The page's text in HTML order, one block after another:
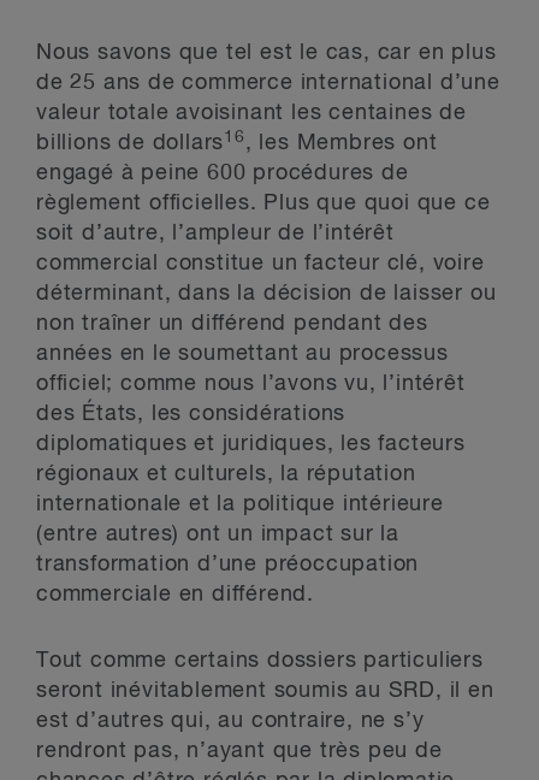
Nous savons que tel est le cas, car en plus
de 25 ans de commerce international d’une
valeur totale avoisinant les centaines de
billions de dollars16 , les Membres ont
engagé à peine 600 procédures de
règlement officielles. Plus que quoi que ce
soit d’autre, l’ampleur de l’intérêt
commercial constitue un facteur clé, voire
déterminant, dans la décision de laisser ou
non traîner un différend pendant des
années en le soumettant au processus
officiel; comme nous l’avons vu, l’intérêt
des États, les considérations
diplomatiques et juridiques, les facteurs
régionaux et culturels, la réputation
internationale et la politique intérieure
(entre autres) ont un impact sur la
transformation d’une préoccupation
commerciale en différend.
Tout comme certains dossiers particuliers
seront inévitablement soumis au SRD, il en
est d’autres qui, au contraire, ne s’y
rendront pas, n’ayant que très peu de